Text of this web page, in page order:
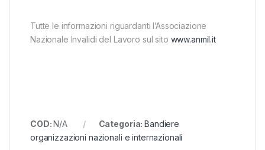
Tutte le informazioni riguardanti l’Associazione
Nazionale Invalidi del Lavoro sul sito www.anmil.it
COD:N/A Categoria:Bandiere
organizzazioni nazionali e internazionali